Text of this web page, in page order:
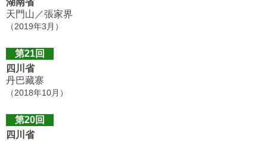
湖南省
天門山／張家界
（2019年3月）
第21回
四川省
丹巴藏寨
（2018年10月）
第20回
四川省